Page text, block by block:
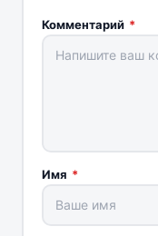
Комментарий *
Имя *